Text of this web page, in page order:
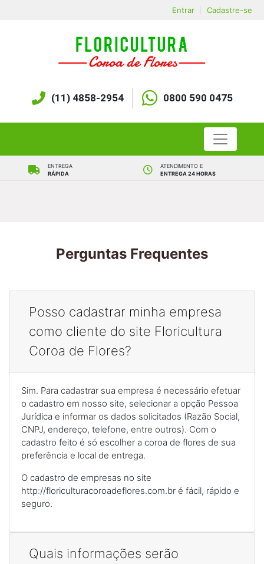
Entrar Cadastre-se
(11) 4858-2954 0800 590 0475
ENTREGA
RÁPIDA
ATENDIMENTO E
ENTREGA 24 HORAS
Perguntas Frequentes
Posso cadastrar minha empresa
como cliente do site Floricultura
Coroa de Flores?
Sim. Para cadastrar sua empresa é necessário efetuar
o cadastro em nosso site, selecionar a opção Pessoa
Jurídica e informar os dados solicitados (Razão Social,
CNPJ, endereço, telefone, entre outros). Com o
cadastro feito é só escolher a coroa de flores de sua
preferência e local de entrega.
O cadastro de empresas no site
http://floriculturacoroadeflores.com.br é fácil, rápido e
seguro.
Quais informações serão